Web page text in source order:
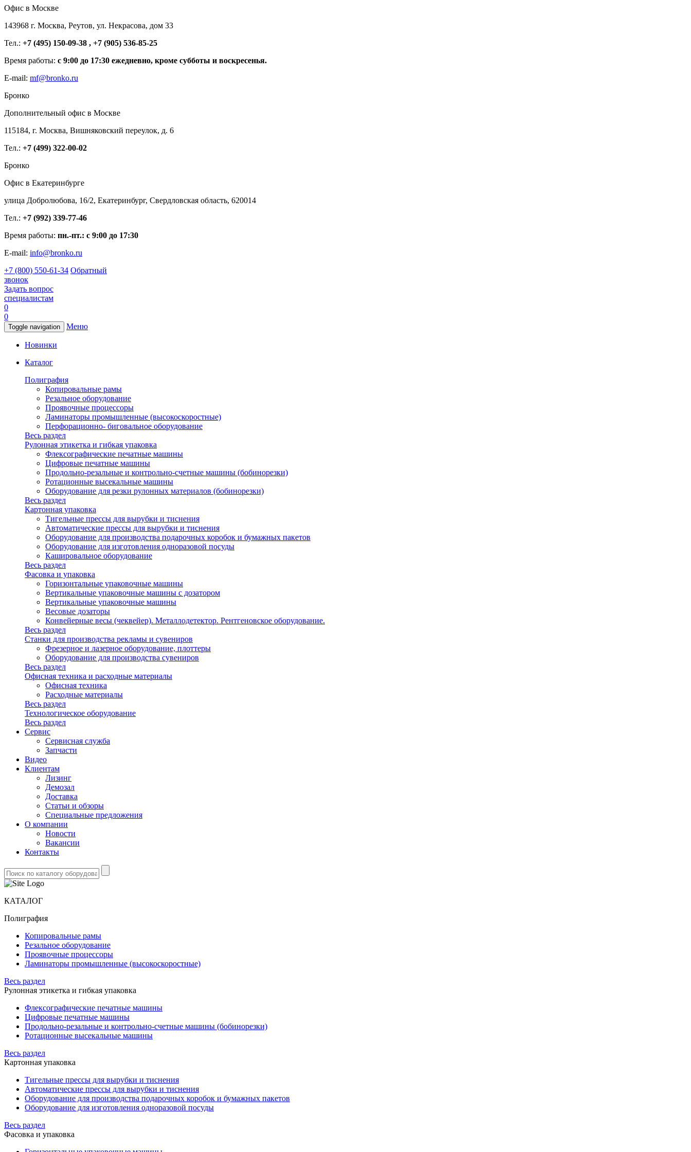
Офис в Москве
143968 г. Москва, Реутов, ул. Некрасова, дом 33
Тел.: +7 (495) 150-09-38 , +7 (905) 536-85-25
Время работы: с 9:00 до 17:30 ежедневно, кроме субботы и воскресенья.
E-mail: mf@bronko.ru
Бронко
Дополнительный офис в Москве
115184, г. Москва, Вишняковский переулок, д. 6
Тел.: +7 (499) 322-00-02
Бронко
Офис в Екатеринбурге
улица Добролюбова, 16/2, Екатеринбург, Свердловская область, 620014
Тел.: +7 (992) 339-77-46
Время работы: пн.-пт.: с 9:00 до 17:30
E-mail: info@bronko.ru
+7 (800) 550-61-34 Обратный
звонок
Задать вопрос
специалистам
0
0
Toggle navigation Меню
Новинки
Каталог
Полиграфия
Копировальные рамы
Резальное оборудование
Проявочные процессоры
Ламинаторы промышленные (высокоскоростные)
Перфорационно- биговальное оборудование
Весь раздел
Рулонная этикетка и гибкая упаковка
Флексографические печатные машины
Цифровые печатные машины
Продольно-резальные и контрольно-счетные машины (бобинорезки)
Ротационные высекальные машины
Оборудование для резки рулонных материалов (бобинорезки)
Весь раздел
Картонная упаковка
Тигельные прессы для вырубки и тиснения
Автоматические прессы для вырубки и тиснения
Оборудование для производства подарочных коробок и бумажных пакетов
Оборудование для изготовления одноразовой посуды
Кашировальное оборудование
Весь раздел
Фасовка и упаковка
Горизонтальные упаковочные машины
Вертикальные упаковочные машины с дозатором
Вертикальные упаковочные машины
Весовые дозаторы
Конвейерные весы (чеквейер). Металлодетектор. Рентгеновское оборудование.
Весь раздел
Станки для производства рекламы и сувениров
Фрезерное и лазерное оборудование, плоттеры
Оборудование для производства сувениров
Весь раздел
Офисная техника и расходные материалы
Офисная техника
Расходные материалы
Весь раздел
Технологическое оборудование
Весь раздел
Сервис
Сервисная служба
Запчасти
Видео
Клиентам
Лизинг
Демозал
Доставка
Статьи и обзоры
Специальные предложения
О компании
Новости
Вакансии
Контакты
КАТАЛОГ
Полиграфия
Копировальные рамы
Резальное оборудование
Проявочные процессоры
Ламинаторы промышленные (высокоскоростные)
Весь раздел
Рулонная этикетка и гибкая упаковка
Флексографические печатные машины
Цифровые печатные машины
Продольно-резальные и контрольно-счетные машины (бобинорезки)
Ротационные высекальные машины
Весь раздел
Картонная упаковка
Тигельные прессы для вырубки и тиснения
Автоматические прессы для вырубки и тиснения
Оборудование для производства подарочных коробок и бумажных пакетов
Оборудование для изготовления одноразовой посуды
Весь раздел
Фасовка и упаковка